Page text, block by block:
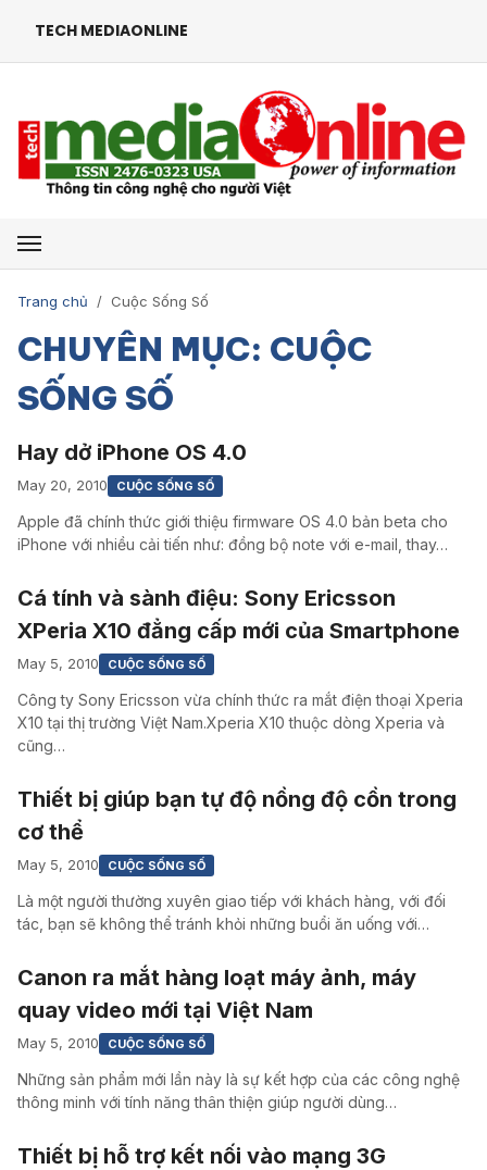
TECH MEDIAONLINE
Mở menu
Trang chủ / Cuộc Sống Số
CHUYÊN MỤC: CUỘC
SỐNG SỐ
Hay dở iPhone OS 4.0
May 20, 2010 CUỘC SỐNG SỐ
Apple đã chính thức giới thiệu firmware OS 4.0 bản beta cho
iPhone với nhiều cải tiến như: đồng bộ note với e-mail, thay…
Cá tính và sành điệu: Sony Ericsson
XPeria X10 đẳng cấp mới của Smartphone
May 5, 2010 CUỘC SỐNG SỐ
Công ty Sony Ericsson vừa chính thức ra mắt điện thoại Xperia
X10 tại thị trường Việt Nam.Xperia X10 thuộc dòng Xperia và
cũng…
Thiết bị giúp bạn tự độ nồng độ cồn trong
cơ thể
May 5, 2010 CUỘC SỐNG SỐ
Là một người thường xuyên giao tiếp với khách hàng, với đối
tác, bạn sẽ không thể tránh khỏi những buổi ăn uống với…
Canon ra mắt hàng loạt máy ảnh, máy
quay video mới tại Việt Nam
May 5, 2010 CUỘC SỐNG SỐ
Những sản phẩm mới lần này là sự kết hợp của các công nghệ
thông minh với tính năng thân thiện giúp người dùng…
Thiết bị hỗ trợ kết nối vào mạng 3G